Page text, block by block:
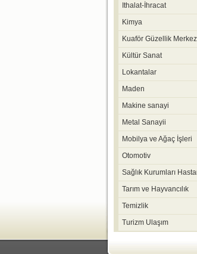
Ithalat-İhracat
Kimya
Kuaför Güzellik
Kültür Sanat
Lokantalar
Maden
Makine sanayi
Metal Sanayii
Mobilya ve Ağaç İşleri
Otomotiv
Sağlık Kurumları
Tarım ve Hayvancılık
Temizlik
Turizm Ulaşım